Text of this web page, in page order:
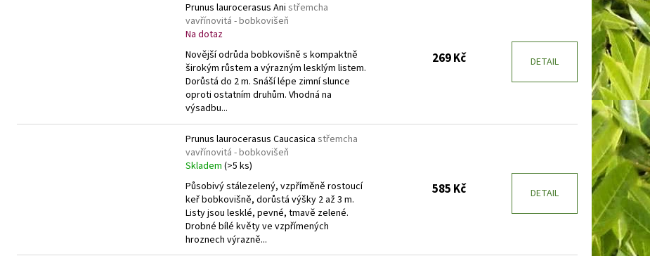
u
o
Prunus laurocerasus Ani střemcha
vavřínovitá - bobkovišeň
Na dotaz
Novější odrůda bobkovišně s kompaktně
širokým růstem a výrazným lesklým listem.
Dorůstá do 2 m. Snáší lépe zimní slunce
oproti ostatním druhům. Vhodná na
výsadbu...
269 Kč DETAIL
Prunus laurocerasus Caucasica střemcha
vavřínovitá - bobkovišeň
Skladem (>5 ks)
Působivý stálezelený, vzpříměně rostoucí
keř bobkovišně, dorůstá výšky 2 až 3 m.
Listy jsou lesklé, pevné, tmavě zelené.
Drobné bílé květy ve vzpřímených
hroznech výrazně...
585 Kč DETAIL